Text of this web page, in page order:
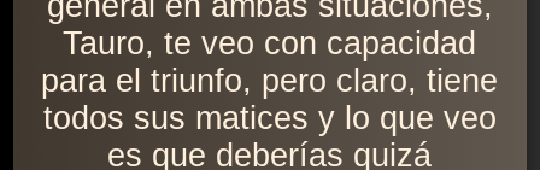
Tauro, te veo con capacidad
para el triunfo, pero claro, tiene
todos sus matices y lo que veo
es que deberías quizá